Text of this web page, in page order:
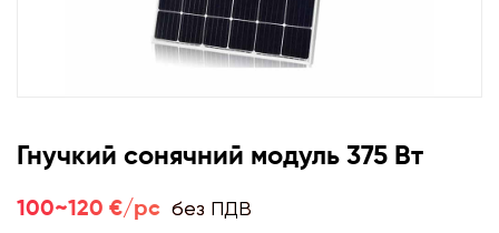
Гнучкий сонячний модуль 375 Вт
100~120 €/pc без ПДВ